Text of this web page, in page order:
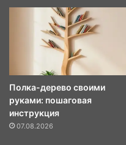
Полка-дерево своими
руками: пошаговая
инструкция
07.08.2026